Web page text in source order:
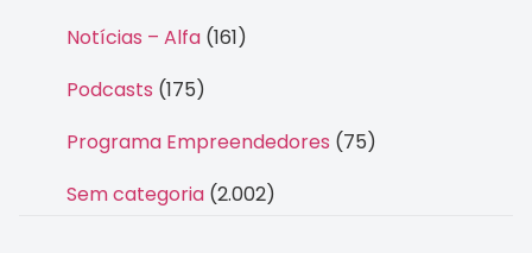
Notícias – Alfa (161)
Podcasts (175)
Programa Empreendedores (75)
Sem categoria (2.002)